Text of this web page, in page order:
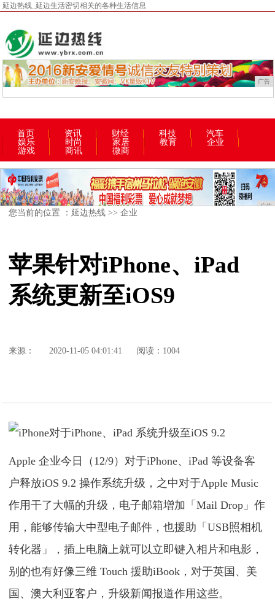
延边热线_延边生活密切相关的各种生活信息
广告
首页 资讯 财经 科技
汽车
娱乐
时尚 家居 教育
企业
游戏
商讯 微商
广告
您当前的位置 ： 延边热线 >>企业
苹果针对iPhone、iPad
系统更新至iOS9
来源： 2020-11-05 04:01:41 阅读：1004
Apple 企业今日（12/9）对于iPhone、iPad 等设备客
户释放iOS 9.2 操作系统升级，之中对于Apple Music
作用干了大幅的升级，电子邮箱增加「Mail Drop」作
用，能够传输大中型电子邮件，也援助「USB照相机
转化器」，插上电脑上就可以立即键入相片和电影，
别的也有好像三维 Touch 援助iBook，对于英国、美
国、澳大利亚客户，升级新闻报道作用这些。